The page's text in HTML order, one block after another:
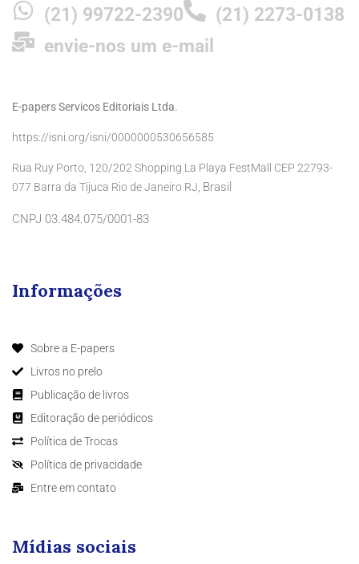
(21) 99722-2390
(21) 2273-0138
envie-nos um e-mail
E-papers Servicos Editoriais Ltda.
https://isni.org/isni/0000000530656585
Rua Ruy Porto, 120/202 Shopping La Playa FestMall CEP 22793-
077 Barra da Tijuca Rio de Janeiro RJ, Brasil
CNPJ 03.484.075/0001-83
Informações
Sobre a E-papers
Livros no prelo
Publicação de livros
Editoração de periódicos
Política de Trocas
Política de privacidade
Entre em contato
Mídias sociais